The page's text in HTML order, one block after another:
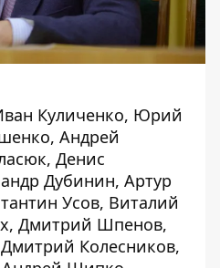
Куличенко, Юрий
Андрей
Денис
Дубинин, Артур
Усов, Виталий
Дмитрий Шпенов,
Колесников,